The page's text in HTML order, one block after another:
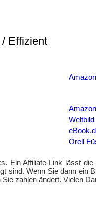
Effizient
Weltbild
Orell
Ein Affiliate-Link lässt
sind. Wenn Sie dann ein
zahlen ändert. Vielen